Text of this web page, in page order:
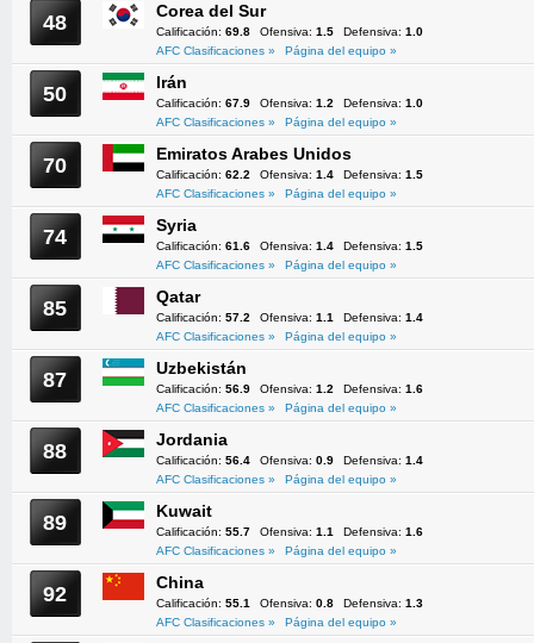
48 Corea del Sur
Calificación: 69.8 Ofensiva: 1.5 Defensiva: 1.0
AFC Clasificaciones »
Página del equipo »
50 Irán
Calificación: 67.9 Ofensiva: 1.2 Defensiva: 1.0
AFC Clasificaciones »
Página del equipo »
70 Emiratos Arabes Unidos
Calificación: 62.2 Ofensiva: 1.4 Defensiva: 1.5
AFC Clasificaciones »
Página del equipo »
74 Syria
Calificación: 61.6 Ofensiva: 1.4 Defensiva: 1.5
AFC Clasificaciones »
Página del equipo »
85 Qatar
Calificación: 57.2 Ofensiva: 1.1 Defensiva: 1.4
AFC Clasificaciones »
Página del equipo »
87 Uzbekistán
Calificación: 56.9 Ofensiva: 1.2 Defensiva: 1.6
AFC Clasificaciones »
Página del equipo »
88 Jordania
Calificación: 56.4 Ofensiva: 0.9 Defensiva: 1.4
AFC Clasificaciones »
Página del equipo »
89 Kuwait
Calificación: 55.7 Ofensiva: 1.1 Defensiva: 1.6
AFC Clasificaciones »
Página del equipo »
92 China
Calificación: 55.1 Ofensiva: 0.8 Defensiva: 1.3
AFC Clasificaciones »
Página del equipo »